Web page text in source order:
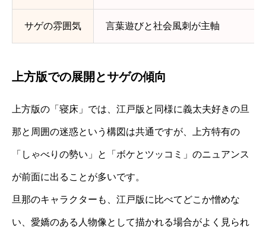
サゲの雰囲気 言葉遊びと社会風刺が主軸
上方版での展開とサゲの傾向
上方版の「寝床」では、江戸版と同様に義太夫好きの旦
那と周囲の迷惑という構図は共通ですが、上方特有の
「しゃべりの勢い」と「ボケとツッコミ」のニュアンス
が前面に出ることが多いです。
旦那のキャラクターも、江戸版に比べてどこか憎めな
い、愛嬌のある人物像として描かれる場合がよく見られ